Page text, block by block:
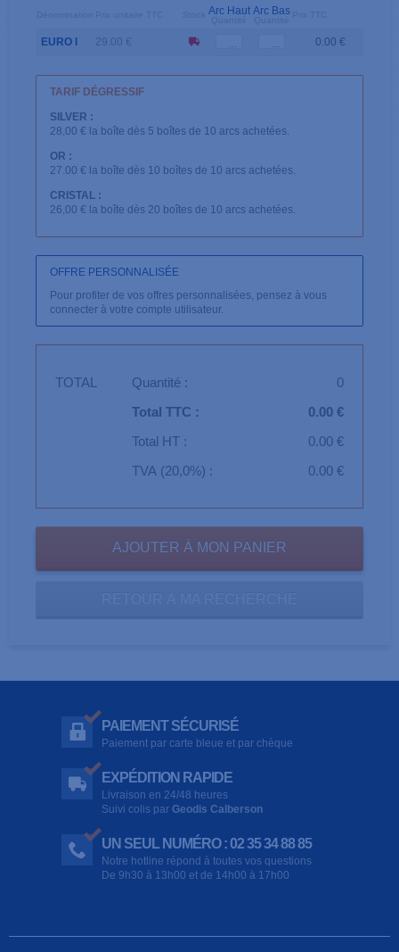
Arc Haut Arc Bas
EURO I 29.00 € 0.00 €
TARIF DÉGRESSIF
SILVER :
28,00 € la boîte dès 5 boîtes de 10 arcs achetées.
OR :
27.00 € la boîte dès 10 boîtes de 10 arcs achetées.
CRISTAL :
26,00 € la boîte dès 20 boîtes de 10 arcs achetées.
OFFRE PERSONNALISÉE
Pour profiter de vos offres personnalisées, pensez à vous
connecter à votre compte utilisateur.
TOTAL Quantité :
0
Total TTC :
0.00 €
Total HT :
0.00 €
TVA (20,0%) :
0.00 €
PAIEMENT SÉCURISÉ
Paiement par carte bleue et par chèque
EXPÉDITION RAPIDE
Livraison en 24/48 heures
Suivi colis par Geodis Calberson
UN SEUL NUMÉRO : 02 35 34 88 85
Notre hotline répond à toutes vos questions
De 9h30 à 13h00 et de 14h00 à 17h00